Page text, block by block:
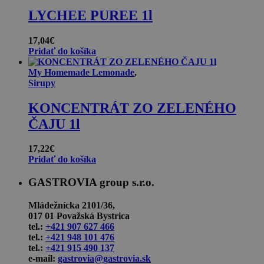
LYCHEE PUREE 1l
17,04€
Pridať do košíka
My Homemade Lemonade,
Sirupy
KONCENTRÁT ZO ZELENÉHO
ČAJU 1l
17,22€
Pridať do košíka
GASTROVIA group s.r.o.
Mládežnícka 2101/36,
017 01 Považská Bystrica
tel.: +421 907 627 466
tel.: +421 948 101 476
tel.: +421 915 490 137
e-mail: gastrovia@gastrovia.sk